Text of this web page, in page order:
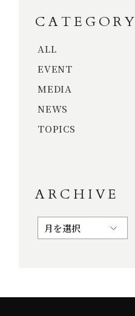
CATEGORY
ALL
EVENT
MEDIA
NEWS
TOPICS
ARCHIVE